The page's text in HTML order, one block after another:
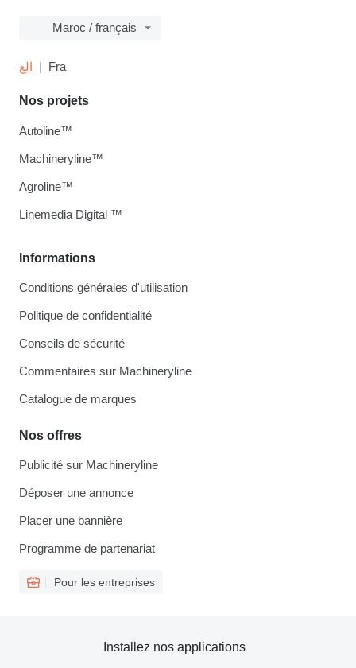
Maroc / français
الع Fra
Informations
Conditions générales d'utilisation
Politique de confidentialité
Conseils de sécurité
Commentaires sur Machineryline
Catalogue de marques
Nos offres
Publicité sur Machineryline
Déposer une annonce
Placer une bannière
Programme de partenariat
Pour les entreprises
Nos projets
Autoline™
Machineryline™
Agroline™
Linemedia Digital ™
Installez nos applications